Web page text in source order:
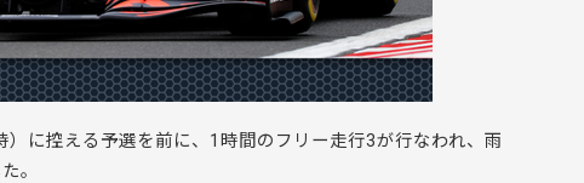
に控える予選を前に、1時間のフリー走行3が行なわれ、雨
。